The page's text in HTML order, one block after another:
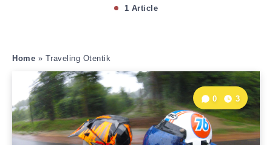
1 Article
Home » Traveling Otentik
0 3